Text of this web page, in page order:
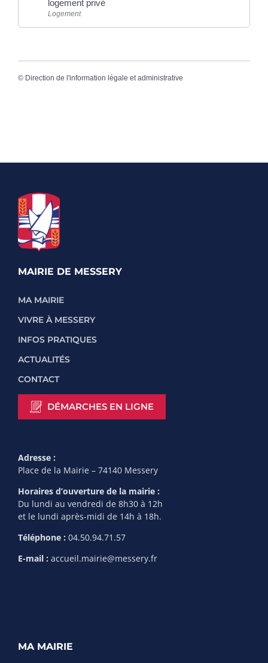
logement privé
Logement
© Direction de l'information légale et administrative
MAIRIE DE MESSERY
MA MAIRIE
VIVRE À MESSERY
INFOS PRATIQUES
ACTUALITÉS
CONTACT
DÉMARCHES EN LIGNE
Adresse :
Place de la Mairie – 74140 Messery
Horaires d’ouverture de la mairie :
Du lundi au vendredi de 8h30 à 12h
et le lundi après-midi de 14h à 18h.
Téléphone : 04.50.94.71.57
E-mail : accueil.mairie@messery.fr
MA MAIRIE